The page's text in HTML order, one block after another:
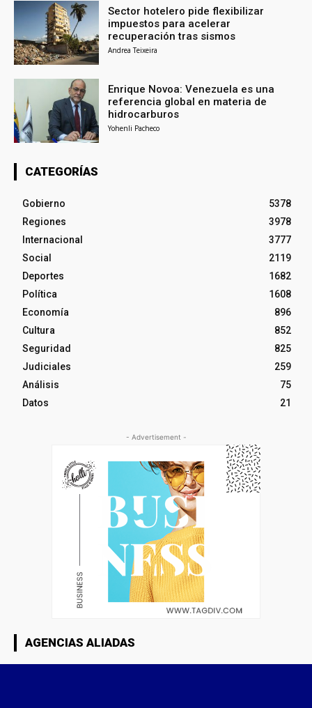
Sector hotelero pide flexibilizar
impuestos para acelerar
recuperación tras sismos
Andrea Teixeira
Enrique Novoa: Venezuela es una
referencia global en materia de
hidrocarburos
Yohenli Pacheco
CATEGORÍAS
Gobierno
5378
Regiones
3978
Internacional
3777
Social
2119
Deportes
1682
Política
1608
Economía
896
Cultura
852
Seguridad
825
Judiciales
259
Análisis
75
Datos
21
- Advertisement -
AGENCIAS ALIADAS